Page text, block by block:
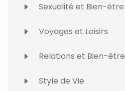
Sexualité et Bien-être
Voyages et Loisirs
Relations et Bien-être
Style de Vie